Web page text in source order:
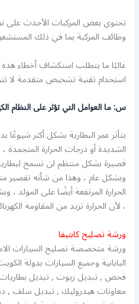
تحتوي بعض المركبات الأحدث على
وظائف المركبة بما في ذلك
غالبًا ما يتطلب استكشاف أخطاء هذه
استخدام تقنية تشخيص متقدمة لا
س: ما العوامل التي تؤثر على النظام
يتأثر عمر البطارية بشكل أكثر شيوعًا
الشديدة أو درجات الحرارة
قصيرة بشكل منتظم لن تسمح
وبشكل عام ، وهذا من شأنه تقصير
الحرارة المرتفعة أيضًا على المولد ،
، لأن الحرارة تزيد من المقاومة
ورشة تصليح كابتيفا
ورشة متخصصة تصليح السيارات
البابانية وجميع السيارات بدولة
فحص , تبديل زيوت , تبديل
معاونات هيدروليك , تبديل سلف ,